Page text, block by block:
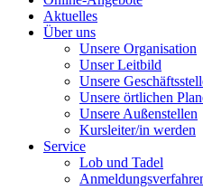
Aktuelles
Über uns
Unsere Organisation
Unser Leitbild
Unsere
Unsere örtlichen
Unsere Außenstellen
Kursleiter/in werden
Service
Lob und Tadel